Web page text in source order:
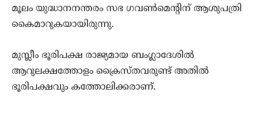
മൂലം യുദ്ധാനനന്തരം സഭ ഗവണ്‍മെന്റിന് ആശുപത്രി
കൈമാറുകയായിരുന്നു.
മുസ്ലീം ഭൂരിപക്ഷ രാജ്യമായ ബംഗ്ലാദേശില്‍
ആറുലക്ഷത്തോളം ക്രൈസ്തവരുണ്ട് അതില്‍
ഭൂരിപക്ഷവും കത്തോലിക്കരാണ്.